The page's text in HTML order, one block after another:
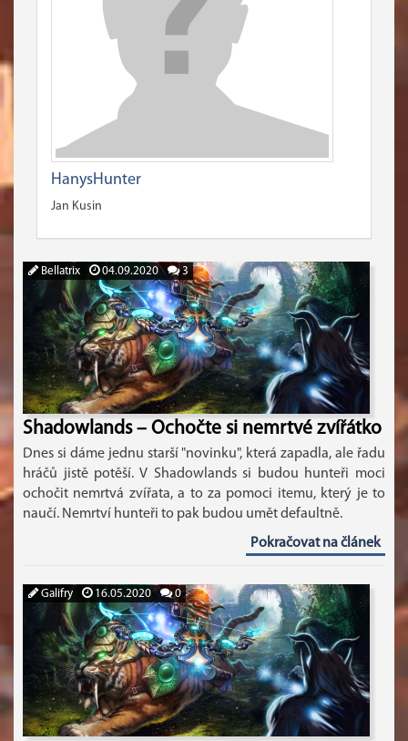
HanysHunter
Jan Kusin
Bellatrix 04.09.2020 3
Shadowlands – Ochočte si nemrtvé zvířátko
Dnes si dáme jednu starší "novinku", která zapadla, ale řadu
hráčů jistě potěší. V Shadowlands si budou hunteři moci
ochočit nemrtvá zvířata, a to za pomoci itemu, který je to
naučí. Nemrtví hunteři to pak budou umět defaultně.
Pokračovat na článek
Galifry 16.05.2020 0